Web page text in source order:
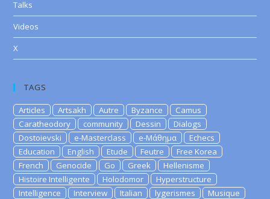
Talks
Videos
X
TAGS
Articles Artsakh Autre Byzance
Camus
Caratheodory
community Dessin
Dialogs
Dostoievski
e-Masterclass e-Μάθημα
Echecs
Education
English Etude Feutre
Free Korea
French
Genocide Go Greek
Hellenisme
Histoire Intelligente
Holodomor
Hyperstructure
Intelligence
Interview Italian lygerismes
Musique